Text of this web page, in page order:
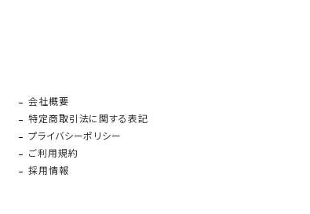
会社概要
特定商取引法に関する表記
プライバシーポリシー
ご利用規約
採用情報